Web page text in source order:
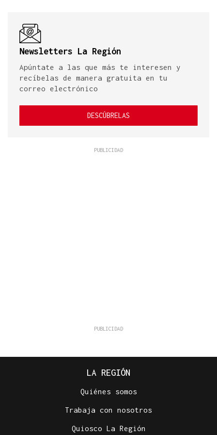
Newsletters La Región
Apúntate a las que más te interesen y
recíbelas de manera gratuita en tu
correo electrónico
DESCÚBRELAS
LA REGIÓN
Quiénes somos
Trabaja con nosotros
Quiosco La Región